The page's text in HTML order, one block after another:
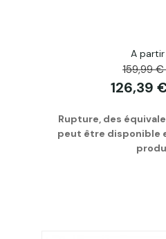
A
159,99
126,39
Rupture, des
peut être disponible